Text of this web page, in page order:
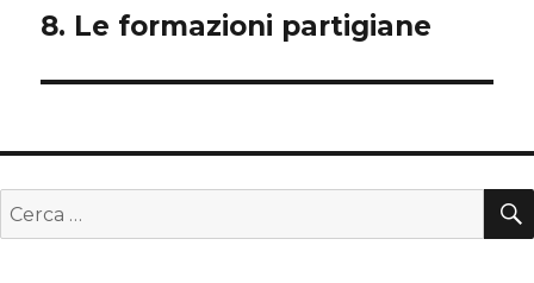
8. Le formazioni partigiane